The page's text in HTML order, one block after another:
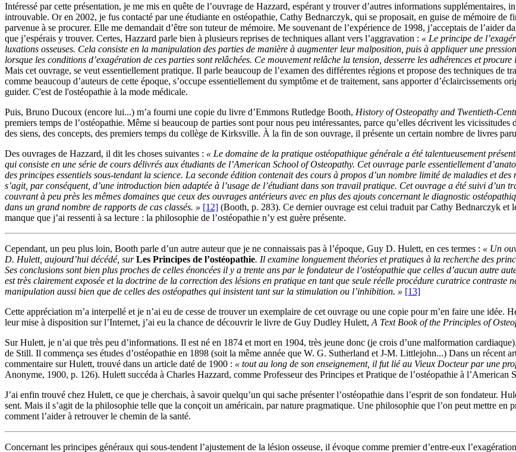
Intéressé par cette présentation, je me mis en quête de l’ouvrage de Hazzard, espérant y trouver d’autres informations supplémentaires,
introuvable. Or en 2002, je fus contacté par une étudiante en ostéopathie, Cathy Bednarczyk, qui se proposait, en guise de mémoire de
parvenue à se procurer. Elle me demandait d’être son tuteur de mémoire. Me souvenant de l’expérience de 1998, j’acceptais de l’aider
que j’espérais y trouver. Certes, Hazzard parle bien à plusieurs reprises de techniques allant vers l’aggravation : « Le principe de
luxations osseuses. Cela consiste en la manipulation des parties de manière à augmenter leur malposition, puis à appliquer une
lorsque les conditions d’exagération de ces parties sont relâchées. Ce mouvement relâche la tension, desserre les adhérences et
Mais cet ouvrage, se veut essentiellement pratique. Il parle beaucoup de l’examen des différentes régions et propose des techniques de
comme beaucoup d’auteurs de cette époque, s’occupe essentiellement du symptôme et de traitement, sans apporter d’éclaircissements
guider. C'est de l'ostéopathie à la mode médicale.
Puis, Bruno Ducoux (encore lui...) m’a fourni une copie du livre d’Emmons Rutledge Booth, History of Osteopathy and Twentieth-
premiers temps de l’ostéopathie. Même si beaucoup de parties sont pour nous peu intéressantes, parce qu’elles décrivent les
des siens, des concepts, des premiers temps du collège de Kirksville. À la fin de son ouvrage, il présente un certain nombre de livres
Des ouvrages de Hazzard, il dit les choses suivantes : « Le domaine de la pratique ostéopathique générale a été talentueusement
qui consiste en une série de cours délivrés aux étudiants de l’American School of Osteopathy. Cet ouvrage parle essentiellement
des principes essentiels sous-tendant la science. La seconde édition contenait des cours à propos d’un nombre limité de maladies et
s’agit, par conséquent, d’une introduction bien adaptée à l’usage de l’étudiant dans son travail pratique. Cet ouvrage a été suivi d’un
couvrant à peu près les mêmes domaines que ceux des ouvrages antérieurs avec en plus des ajouts concernant le diagnostic
dans un grand nombre de rapports de cas classés. » [12] (Booth, p. 283). Ce dernier ouvrage est celui traduit par Cathy Bednarczyk et
manque que j’ai ressenti à sa lecture : la philosophie de l’ostéopathie n’y est guère présente.
Cependant, un peu plus loin, Booth parle d’un autre auteur que je ne connaissais pas à l’époque, Guy D. Hulett, en ces termes : « Un
D. Hulett, aujourd’hui décédé, surLes Principes de l’ostéopathie. Il examine longuement théories et pratiques à la recherche des
Ses conclusions sont bien plus proches de celles énoncées il y a trente ans par le fondateur de l’ostéopathie que celles d’aucun autre
est très clairement exposée et la doctrine de la correction des lésions en pratique en tant que seule réelle procédure curatrice contraste
manipulation aussi bien que de celles des ostéopathes qui insistent tant sur la stimulation ou l’inhibition. » [13]
Cette appréciation m’a interpellé et je n’ai eu de cesse de trouver un exemplaire de cet ouvrage ou une copie pour m’en faire une idée.
leur mise à disposition sur l’Internet, j’ai eu la chance de découvrir le livre de Guy Dudley Hulett, A Text Book of the Principles of
Sur Hulett, je n’ai que très peu d’informations. Il est né en 1874 et mort en 1904, très jeune donc (je crois d’une malformation
de Still. Il commença ses études d’ostéopathie en 1898 (soit la même année que W. G. Sutherland et J-M. Littlejohn...) Dans un récent
commentaire sur Hulett, trouvé dans un article daté de 1900 : « tout au long de son enseignement, il fut lié au Vieux Docteur par une
Anonyme, 1900, p. 126). Hulett succéda à Charles Hazzard, comme Professeur des Principes et Pratique de l’ostéopathie à
J’ai enfin trouvé chez Hulett, ce que je cherchais, à savoir quelqu’un qui sache présenter l’ostéopathie dans l’esprit de son fondateur.
sent. Mais il s’agit de la philosophie telle que la conçoit un américain, par nature pragmatique. Une philosophie que l’on peut mettre
comment l’aider à retrouver le chemin de la santé.
Concernant les principes généraux qui sous-tendent l’ajustement de la lésion osseuse, il évoque comme premier d’entre-eux